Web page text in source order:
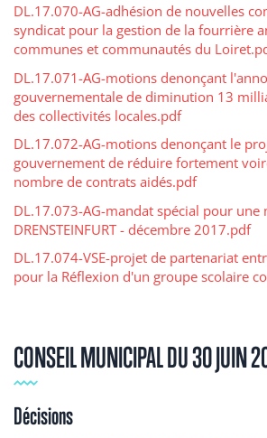
DL.17.070-AG-adhésion de nouvelles
syndicat pour la gestion de la fourrière
communes et communautés du
DL.17.071-AG-motions denonçant
gouvernementale de diminution 13
des collectivités locales.pdf
DL.17.072-AG-motions denonçant le
gouvernement de réduire fortement
nombre de contrats aidés.pdf
DL.17.073-AG-mandat spécial pour une
DRENSTEINFURT - décembre 2017.pdf
DL.17.074-VSE-projet de partenariat
pour la Réflexion d'un groupe scolaire
CONSEIL MUNICIPAL DU 30 JUIN
Décisions